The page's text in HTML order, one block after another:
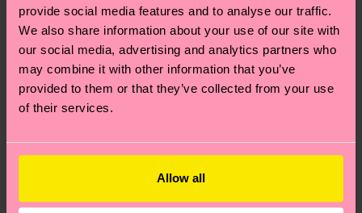
provide social media features and to analyse our traffic.
We also share information about your use of our site with
our social media, advertising and analytics partners who
may combine it with other information that you’ve
provided to them or that they’ve collected from your use
of their services.
Allow all
15% Polyamide, 1% Elasthanne